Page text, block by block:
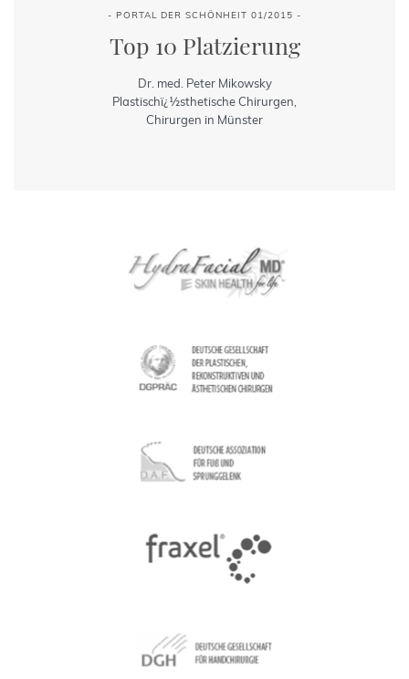
- PORTAL DER SCHÖNHEIT 01/2015 -
Top 10 Platzierung
Dr. med. Peter Mikowsky
Plastischï¿½sthetische Chirurgen,
Chirurgen in Münster